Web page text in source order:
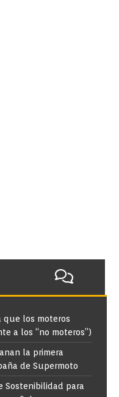
que los moteros
a los “no moteros”)
la primera
de Supermoto
Sostenibilidad para